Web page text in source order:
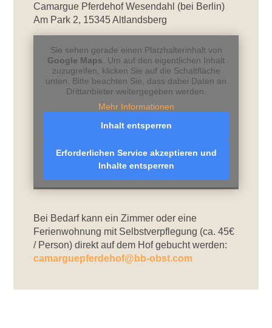
Camargue Pferdehof Wesendahl (bei Berlin)
Am Park 2, 15345 Altlandsberg
Sie sehen gerade einen Platzhalterinhalt von
Google Maps . Um auf den eigentlichen Inhalt
zuzugreifen, klicken Sie auf die Schaltfläche
unten. Bitte beachten Sie, dass dabei Daten an
Drittanbieter weitergegeben werden.
Mehr Informationen
Inhalt entsperren
Erforderlichen Service akzeptieren und
Inhalte entsperren
Bei Bedarf kann ein Zimmer oder eine
Ferienwohnung mit Selbstverpflegung (ca. 45€
/ Person) direkt auf dem Hof gebucht werden:
camarguepferdehof@bb-obst.com